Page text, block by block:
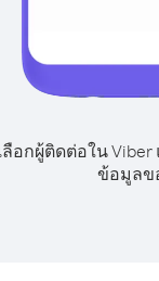
ลือกผู้ติดต่อใน
ข้อมูลข